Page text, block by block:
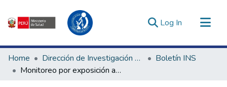
Log In (current)
Communities & Collections
All of DSpace
Home Dirección de Investigación e Innovación en Salud
Boletín INS
Monitoreo por exposición a metales pesados